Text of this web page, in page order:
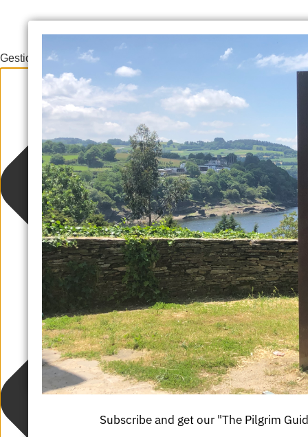
Gestionar el consentimiento de las cookies
Suscríbete y consigue nuestra "Guía
Al rellenar este formulario aceptas nuestra política de
recomendaciones y
su
nombre
Escriba
su
correo
electrónico
Enviar
Subscribe and get our "The Pilgrim